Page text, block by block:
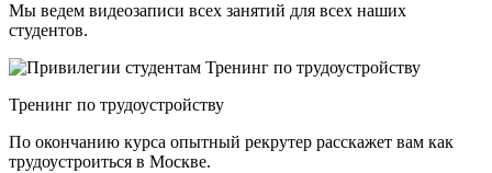
Мы ведем видеозаписи всех занятий для всех наших
студентов.
Тренинг по трудоустройству
По окончанию курса опытный рекрутер расскажет вам как
трудоустроиться в Москве.